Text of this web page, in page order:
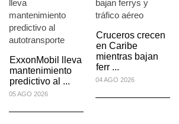
ExxonMobil lleva
mantenimiento
predictivo al ...
05 AGO 2026
Cruceros crecen
en Caribe
mientras bajan
ferr ...
04 AGO 2026